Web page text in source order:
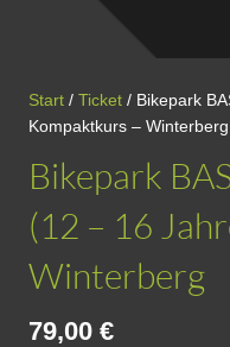
Start / Ticket / Bikepark
Kompaktkurs – Winterberg
Bikepark
(12 – 16
Winterberg
79,00 €